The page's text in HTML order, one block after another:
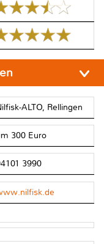
ALTO, Rellingen
300 Euro
3990